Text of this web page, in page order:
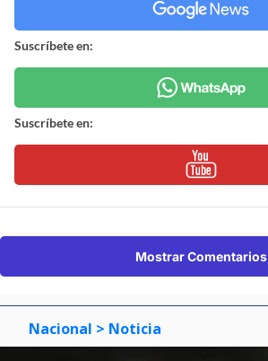
Suscríbete en:
Suscríbete en:
Mostrar Comentarios
Nacional > Noticia